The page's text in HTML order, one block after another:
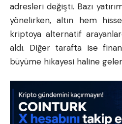
adresleri değişti. Bazı
yönelirken, altın hem
kriptoya alternatif
aldı. Diğer tarafta ise
büyüme hikayesi haline